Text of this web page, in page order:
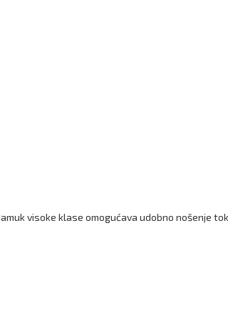
visoke klase omogućava udobno nošenje